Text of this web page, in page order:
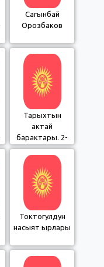
Сагынбай
Орозбаков
Тарыхтын
актай
барактары. 2-
бөлүм
Токтогулдун
насыят ырлары